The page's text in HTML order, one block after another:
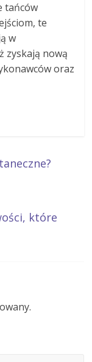
tańców
te
w
zyskają nową
oraz
które